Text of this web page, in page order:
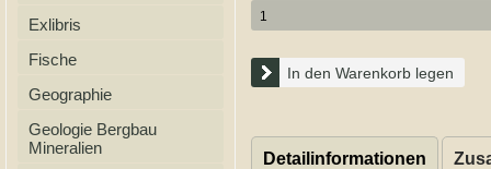
Exlibris
Fische
Geographie
Geologie Bergbau
Mineralien
In den Warenkorb legen
Detailinformationen